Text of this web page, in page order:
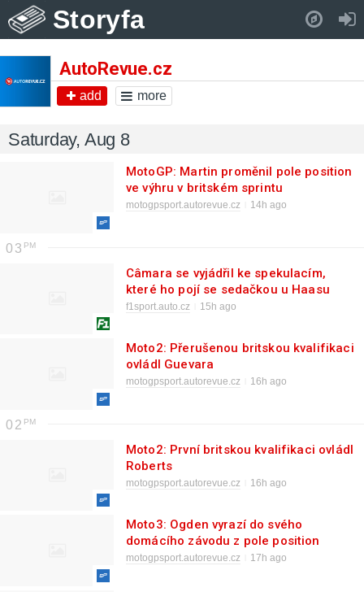
Storyfa
AutoRevue.cz
add more
Saturday, Aug 8
MotoGP: Martin proměnil pole position
ve výhru v britském sprintu
motogpsport.autorevue.cz 14h ago
03
Câmara se vyjádřil ke spekulacím,
které ho pojí se sedačkou u Haasu
f1sport.auto.cz 15h ago
Moto2: Přerušenou britskou kvalifikaci
ovládl Guevara
motogpsport.autorevue.cz 16h ago
02
Moto2: První britskou kvalifikaci ovládl
Roberts
motogpsport.autorevue.cz 16h ago
Moto3: Ogden vyrazí do svého
domácího závodu z pole position
motogpsport.autorevue.cz 17h ago
Pull down to refresh..